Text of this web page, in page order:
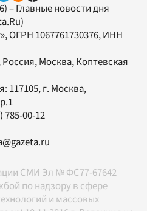
– Главные новости дня
, ОГРН 1067761730376, ИНН
Москва, Коптевская
117105, г. Москва,
785-00-12
СМИ Эл № ФС77-67642
по надзору в сфере
и массовых